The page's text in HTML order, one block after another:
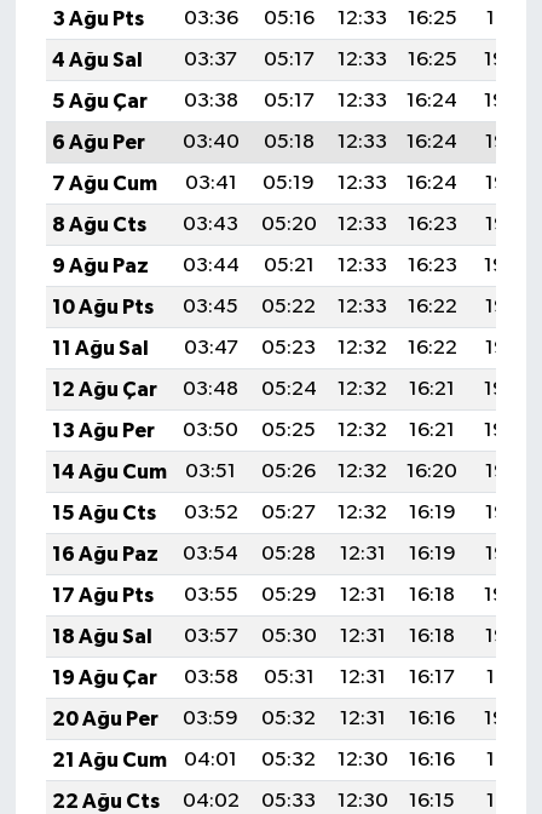
3 Ağu Pts
03:36 05:16 12:33 16:25
19:41
4 Ağu Sal
03:37 05:17 12:33 16:25
19:40
5 Ağu Çar
03:38 05:17 12:33 16:24
19:39
6 Ağu Per
03:40 05:18 12:33 16:24
19:38
7 Ağu Cum
03:41 05:19 12:33 16:24
19:37
8 Ağu Cts
03:43 05:20 12:33 16:23
19:35
9 Ağu Paz
03:44 05:21 12:33 16:23
19:34
10 Ağu Pts
03:45 05:22 12:33 16:22
19:33
11 Ağu Sal
03:47 05:23 12:32 16:22
19:32
12 Ağu Çar
03:48 05:24 12:32 16:21
19:30
13 Ağu Per
03:50 05:25 12:32 16:21
19:29
14 Ağu Cum
03:51 05:26 12:32 16:20
19:28
15 Ağu Cts
03:52 05:27 12:32 16:19
19:26
16 Ağu Paz
03:54 05:28 12:31 16:19
19:25
17 Ağu Pts
03:55 05:29 12:31 16:18
19:24
18 Ağu Sal
03:57 05:30 12:31 16:18
19:22
19 Ağu Çar
03:58 05:31 12:31 16:17
19:21
20 Ağu Per
03:59 05:32 12:31 16:16
19:20
21 Ağu Cum
04:01 05:32 12:30 16:16
19:18
22 Ağu Cts
04:02 05:33 12:30 16:15
19:17